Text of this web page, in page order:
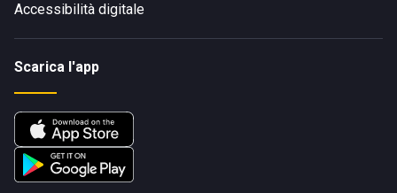
Accessibilità digitale
Scarica l'app